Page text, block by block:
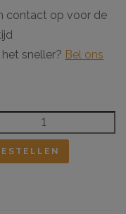
contact op voor de
sneller? Bel ons